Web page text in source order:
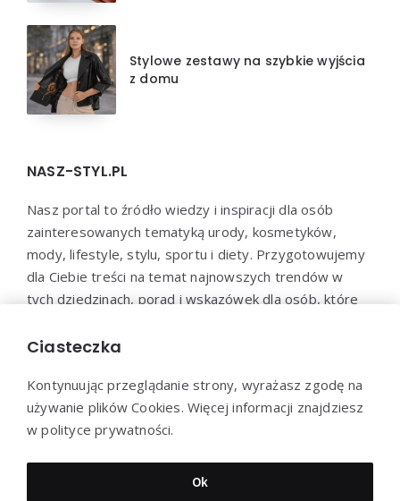
Stylowe zestawy na szybkie wyjścia
z domu
NASZ-STYL.PL
Nasz portal to źródło wiedzy i inspiracji dla osób
zainteresowanych tematyką urody, kosmetyków,
mody, lifestyle, stylu, sportu i diety. Przygotowujemy
dla Ciebie treści na temat najnowszych trendów w
tych dziedzinach, porad i wskazówek dla osób, które
Dołącz do naszej społeczności i bądź na bieżąco z
Dziękujemy za wizytę - Nasz-styl.pl © 2022
Ciasteczka
Kontynuując przeglądanie strony, wyrażasz zgodę na
używanie plików Cookies. Więcej informacji znajdziesz
w polityce prywatności.
Ok